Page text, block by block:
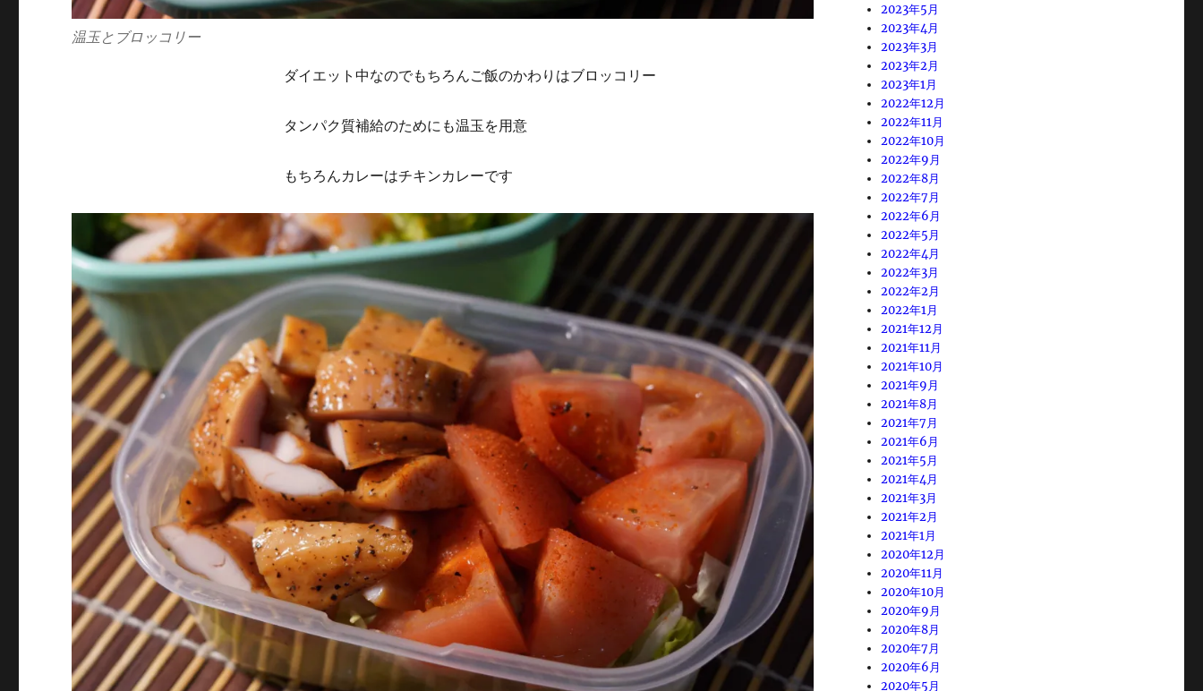
温玉とブロッコリー
ダイエット中なのでもちろんご飯のかわりはブロッコリー
タンパク質補給のためにも温玉を用意
もちろんカレーはチキンカレーです
2023年5月
2023年4月
2023年3月
2023年2月
2023年1月
2022年12月
2022年11月
2022年10月
2022年9月
2022年8月
2022年7月
2022年6月
2022年5月
2022年4月
2022年3月
2022年2月
2022年1月
2021年12月
2021年11月
2021年10月
2021年9月
2021年8月
2021年7月
2021年6月
2021年5月
2021年4月
2021年3月
2021年2月
2021年1月
2020年12月
2020年11月
2020年10月
2020年9月
2020年8月
2020年7月
2020年6月
2020年5月